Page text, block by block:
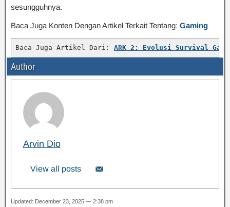
sesungguhnya.
Baca Juga Konten Dengan Artikel Terkait Tentang: Gaming
Baca Juga Artikel Dari: ARK 2: Evolusi Survival
Author
Arvin Dio
View all posts
Updated: December 23, 2025 — 2:38 pm